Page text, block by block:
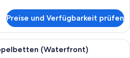
Preise und Verfügbarkeit prüfen
Hochwertige Bettwaren, Pillowtop-
(Waterfront)